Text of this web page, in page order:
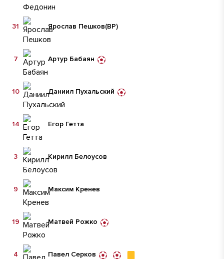
Ярослав Пешков(ВР)
31
Артур Бабаян
7
Даниил Пухальский
10
Егор Гетта
14
Кирилл Белоусов
3
Максим Кренев
9
Матвей Рожко
19
Павел Серков
4